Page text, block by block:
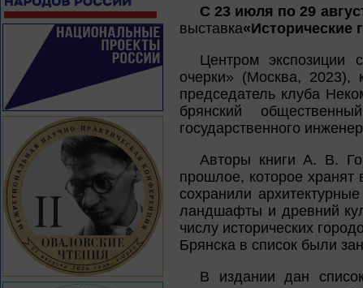
С 23 июля по 29
выставка«Исторические
Центром экспозиции
очерки» (Москва,
председатель клуба
брянский
государственного
Авторы книги А. В.
прошлое, которое
сохранили
ландшафты и древний
числу исторических
Брянска в список были
В издании дан